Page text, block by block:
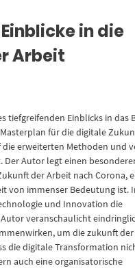
in die
Arbeit
tiefgreifenden Einblicks in das
für die digitale
die erweiterten Methoden und
Der Autor legt einen
der Arbeit nach Corona,
von immenser Bedeutung ist.
und Innovation die
veranschaulicht
um die zukunft
die digitale Transformation
auch eine organisatorische